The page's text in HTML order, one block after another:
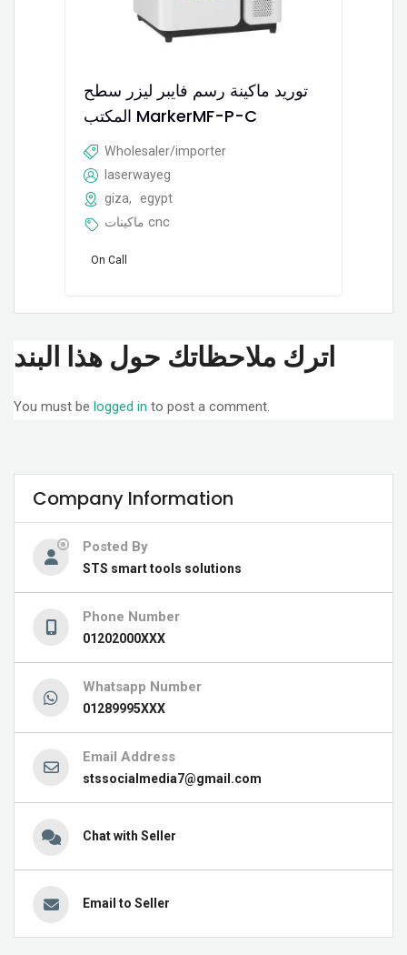
توريد ماكينة رسم فايبر ليزر سطح
المكتب MarkerMF-P-C
Wholesaler/importer
laserwayeg
giza,
egypt
ماكينات cnc
On Call
اترك ملاحظاتك حول هذا البند
You must be logged in to post a comment.
Company Information
Posted By
STS smart tools solutions
Phone Number
01202000XXX
Whatsapp Number
01289995XXX
Email Address
stssocialmedia7@gmail.com
Chat with Seller
Email to Seller